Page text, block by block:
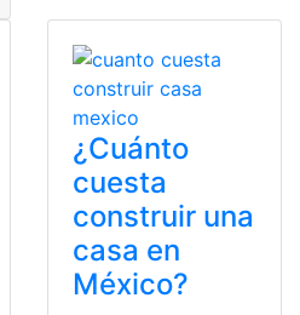
¿Cuánto
cuesta
construir una
casa en
México?